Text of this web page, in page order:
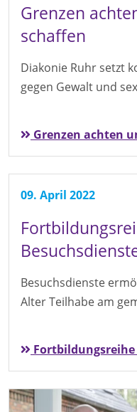
Grenzen
schaffen
Diakonie Ruhr setzt
gegen Gewalt und
Grenzen achten
09. April 2022
Besuchsdienste
Alter Teilhabe am